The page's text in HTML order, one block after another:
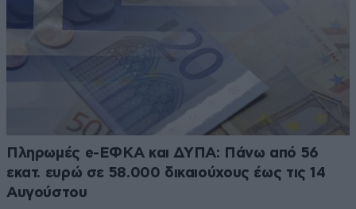
Πληρωμές e-ΕΦΚΑ και ΔΥΠΑ: Πάνω από 56
εκατ. ευρώ σε 58.000 δικαιούχους έως τις 14
Αυγούστου